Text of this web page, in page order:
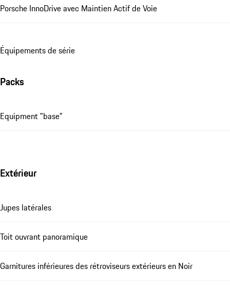
Porsche InnoDrive avec Maintien Actif de Voie
Équipements de série
Packs
Equipment "base"
Extérieur
Jupes latérales
Toit ouvrant panoramique
Garnitures inférieures des rétroviseurs extérieurs en Noir